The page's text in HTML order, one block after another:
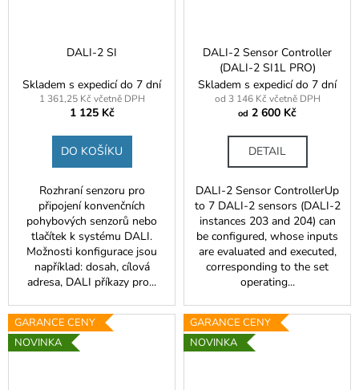
DALI-2 SI
Skladem s expedicí do 7 dní
1 361,25 Kč včetně DPH
1 125 Kč
DO KOŠÍKU
Rozhraní senzoru pro
připojení konvenčních
pohybových senzorů nebo
tlačítek k systému DALI.
Možnosti konfigurace jsou
například: dosah, cílová
adresa, DALI příkazy pro...
DALI-2 Sensor Controller
(DALI-2 SI1L PRO)
Skladem s expedicí do 7 dní
od 3 146 Kč včetně DPH
od 2 600 Kč
DETAIL
DALI-2 Sensor ControllerUp
to 7 DALI-2 sensors (DALI-2
instances 203 and 204) can
be configured, whose inputs
are evaluated and executed,
corresponding to the set
operating...
GARANCE CENY
NOVINKA
GARANCE CENY
NOVINKA